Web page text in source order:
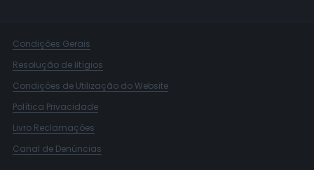
Condições Gerais
Resolução de litígios
Condições de Utilização do Website
Política Privacidade
Livro Reclamações
Canal de Denúncias